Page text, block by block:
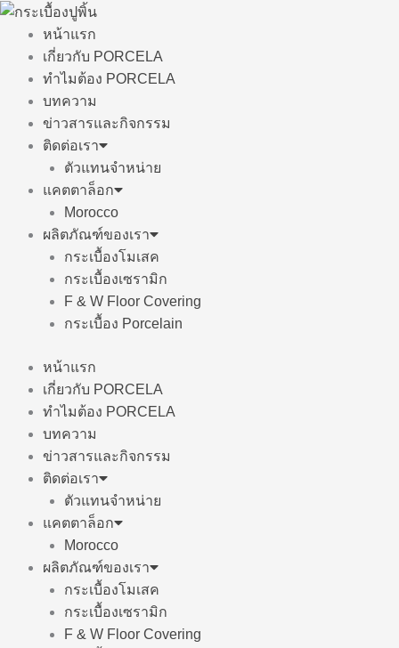
Skip
content
หน้าแรก
เกี่ยวกับ PORCELA
ทำไมต้อง PORCELA
บทความ
ข่าวสารและกิจกรรม
ติดต่อเรา
ตัวแทนจำหน่าย
แคตตาล็อก
Morocco
ผลิตภัณฑ์ของเรา
กระเบื้องโมเสค
กระเบื้องเซรามิก
F & W Floor Covering
กระเบื้อง Porcelain
หน้าแรก
เกี่ยวกับ PORCELA
ทำไมต้อง PORCELA
บทความ
ข่าวสารและกิจกรรม
ติดต่อเรา
ตัวแทนจำหน่าย
แคตตาล็อก
Morocco
ผลิตภัณฑ์ของเรา
กระเบื้องโมเสค
กระเบื้องเซรามิก
F & W Floor Covering